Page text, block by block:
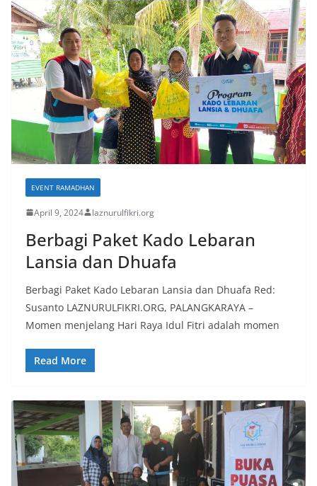
EVENT RAMADHAN
April 9, 2024 laznurulfikri.org
Berbagi Paket Kado Lebaran
Lansia dan Dhuafa
Berbagi Paket Kado Lebaran Lansia dan Dhuafa Red:
Susanto LAZNURULFIKRI.ORG, PALANGKARAYA –
Momen menjelang Hari Raya Idul Fitri adalah momen
Read More